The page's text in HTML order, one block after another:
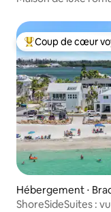
Coups de cœur
Coup de cœur
Hébergement ⋅
ShoreSideSuites :